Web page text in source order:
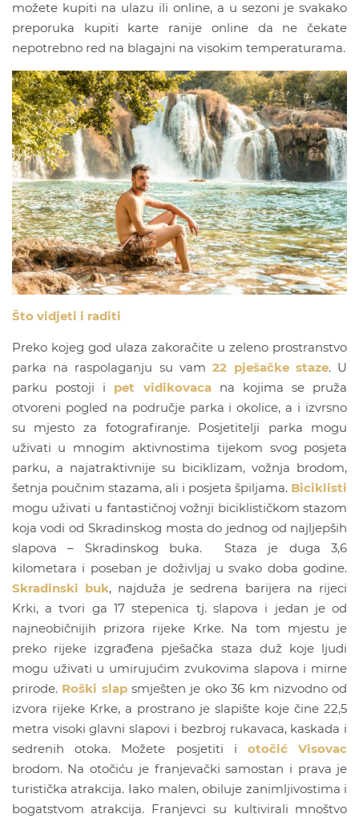
možete kupiti na ulazu ili online, a u sezoni je svakako
preporuka kupiti karte ranije online da ne čekate
nepotrebno red na blagajni na visokim temperaturama.
Što vidjeti i raditi
Preko kojeg god ulaza zakoračite u zeleno prostranstvo
parka na raspolaganju su vam22 pješačke staze. U
parku postoji i pet vidikovacana kojima se pruža
otvoreni pogled na područje parka i okolice, a i izvrsno
su mjesto za fotografiranje. Posjetitelji parka mogu
uživati u mnogim aktivnostima tijekom svog posjeta
parku, a najatraktivnije su biciklizam, vožnja brodom,
šetnja poučnim stazama, ali i posjeta špiljama. Biciklisti
mogu uživati u fantastičnoj vožnji biciklističkom stazom
koja vodi od Skradinskog mosta do jednog od najljepših
slapova – Skradinskog buka. Staza je duga 3,6
kilometara i poseban je doživljaj u svako doba godine.
Skradinski buk, najduža je sedrena barijera na rijeci
Krki, a tvori ga 17 stepenica tj. slapova i jedan je od
najneobičnijih prizora rijeke Krke. Na tom mjestu je
preko rijeke izgrađena pješačka staza duž koje ljudi
mogu uživati u umirujućim zvukovima slapova i mirne
prirode. Roški slap smješten je oko 36 km nizvodno od
izvora rijeke Krke, a prostrano je slapište koje čine 22,5
metra visoki glavni slapovi i bezbroj rukavaca, kaskada i
sedrenih otoka. Možete posjetiti iotočić Visovac
brodom. Na otočiću je franjevački samostan i prava je
turistička atrakcija. Iako malen, obiluje zanimljivostima i
bogatstvom atrakcija. Franjevci su kultivirali mnoštvo